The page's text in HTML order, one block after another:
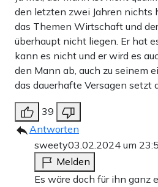
den letzten zwei Jahren nichts
das Themen Wirtschaft und
überhaupt nicht liegen. Er hat
kann es nicht und er wird es
den Mann ab, auch zu seinem
das dauerhafte Versagen setzt
39
Antworten
sweety03.02.2024 um
Melden
Es wäre doch für ihn ganz